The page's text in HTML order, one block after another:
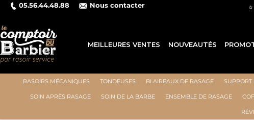
05.56.44.48.88 Nous contacter
MEILLEURES VENTES NOUVEAUTÉS
RASOIRS MÉCANIQUES TONDEUSES BLAIREAUX DE RASAGE SUPPORT
SOIN APRÈS RASAGE SOIN DE LA BARBE ENSEMBLE DE RASAGE